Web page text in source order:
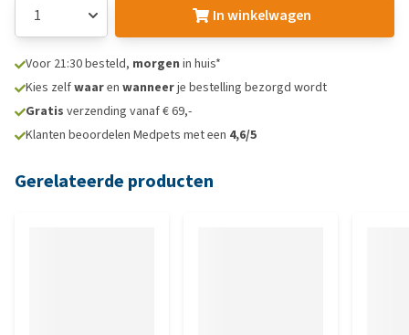
In winkelwagen
Voor 21:30 besteld, morgen in huis*
Kies zelfwaaren wanneerje bestelling bezorgd wordt
Gratis verzending vanaf € 69,-
Klanten beoordelen Medpets met een 4,6/5
Gerelateerde producten